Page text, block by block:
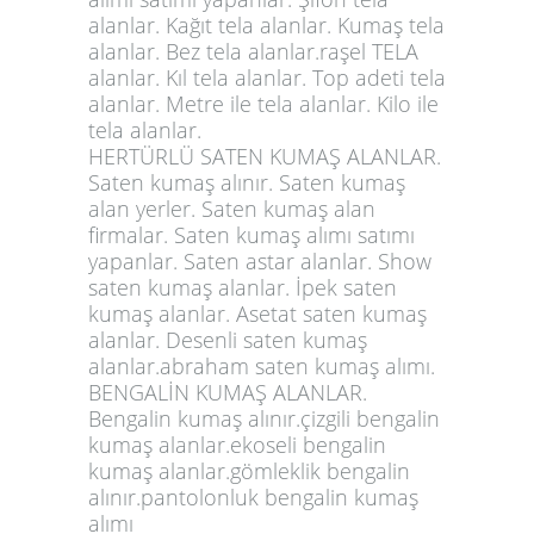
alanlar. Kağıt tela alanlar. Kumaş tela
alanlar. Bez tela alanlar.raşel TELA
alanlar. Kıl tela alanlar. Top adeti tela
alanlar. Metre ile tela alanlar. Kilo ile
tela alanlar.
HERTÜRLÜ SATEN KUMAŞ ALANLAR.
Saten kumaş alınır. Saten kumaş
alan yerler. Saten kumaş alan
firmalar. Saten kumaş alımı satımı
yapanlar. Saten astar alanlar. Show
saten kumaş alanlar. İpek saten
kumaş alanlar. Asetat saten kumaş
alanlar. Desenli saten kumaş
alanlar.abraham saten kumaş alımı.
BENGALİN KUMAŞ ALANLAR.
Bengalin kumaş alınır.çizgili bengalin
kumaş alanlar.ekoseli bengalin
kumaş alanlar.gömleklik bengalin
alınır.pantolonluk bengalin kumaş
alımı